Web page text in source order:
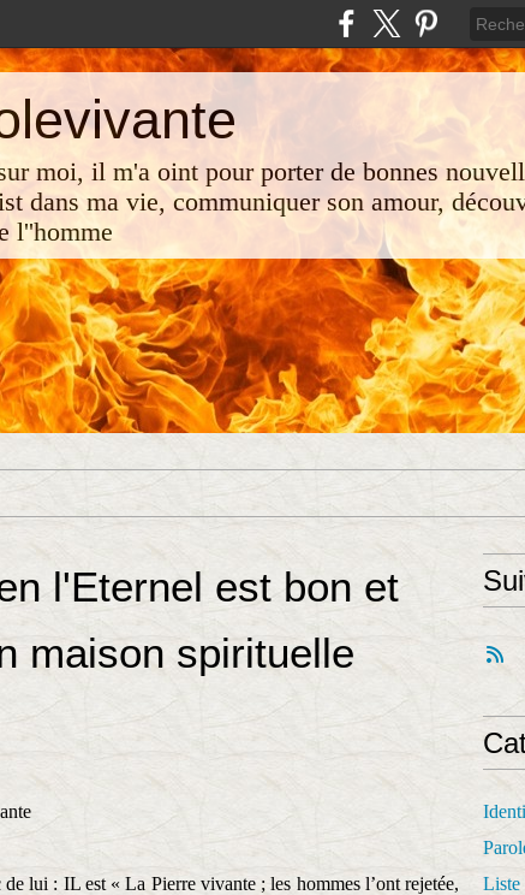
moi, il m'a oint pour porter de bonnes
dans ma vie, communiquer son amour,
l''homme
l'Eternel est bon et
maison spirituelle
lui : IL est « La Pierre vivante ; les hommes l’ont rejetée,
Liste